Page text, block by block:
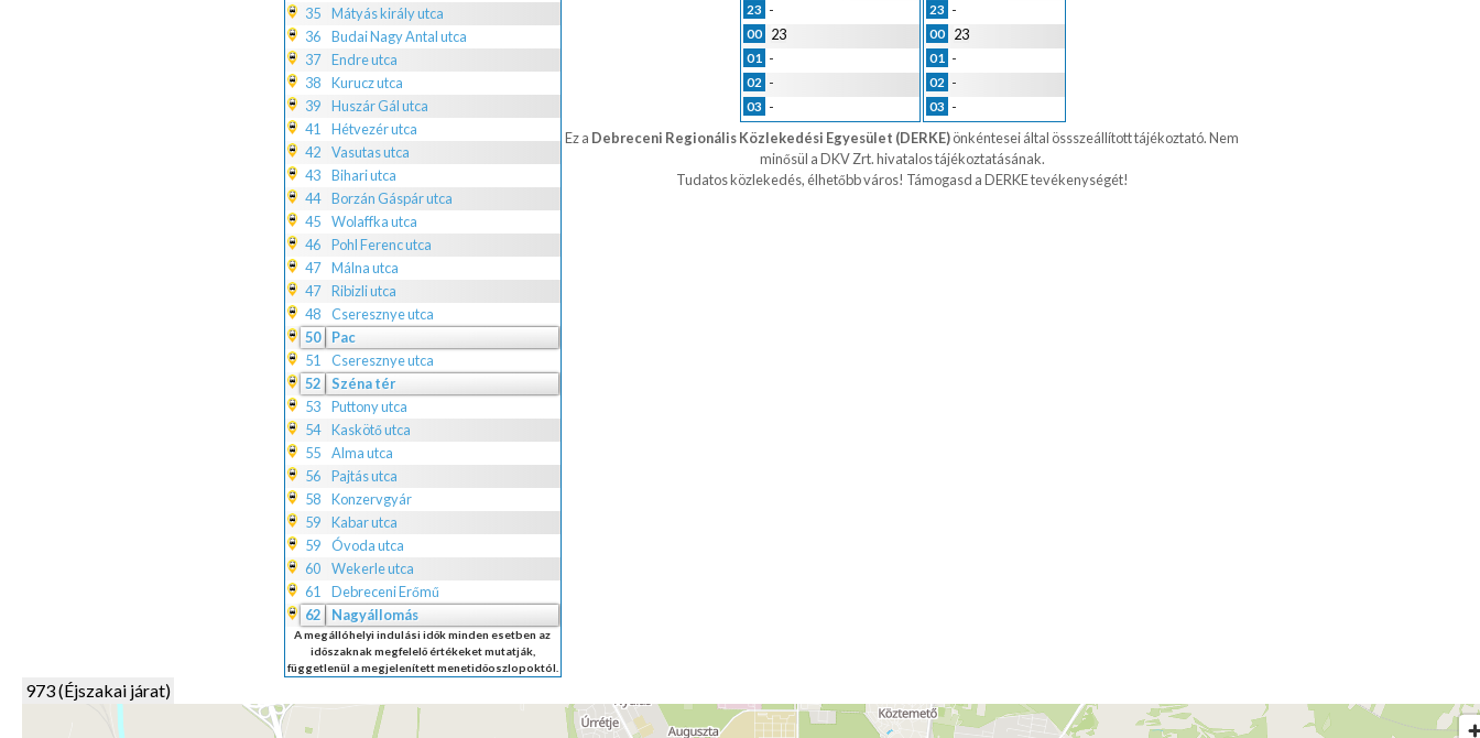
35
Mátyás király utca
36
Budai Nagy Antal utca
37
Endre utca
38
Kurucz utca
39
Huszár Gál utca
41
Hétvezér utca
42
Vasutas utca
43
Bihari utca
44
Borzán Gáspár utca
45
Wolaffka utca
46
Pohl Ferenc utca
47
Málna utca
47
Ribizli utca
48
Cseresznye utca
50
Pac
51
Cseresznye utca
52
Széna tér
53
Puttony utca
54
Kaskötő utca
55
Alma utca
56
Pajtás utca
58
Konzervgyár
59
Kabar utca
59
Óvoda utca
60
Wekerle utca
61
Debreceni Erőmű
62
Nagyállomás
A megállóhelyi indulási idők minden esetben az
időszaknak megfelelő értékeket mutatják,
függetlenül a megjelenített menetidőoszlopoktól.
23 -
00 23
01 -
02 -
03 -
23 -
00 23
01 -
02 -
03
-
Ez a Debreceni Regionális Közlekedési Egyesület (DERKE)önkéntesei által össszeállított tájékoztató. Nem
minősül a DKV Zrt. hivatalos tájékoztatásának.
Tudatos közlekedés, élhetőbb város! Támogasd a DERKE tevékenységét!
973 (Éjszakai járat)